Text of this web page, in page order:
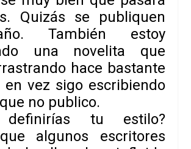
Quizás se publiquen
También estoy
una novelita que
hace bastante
en vez sigo escribiendo
no publico.
definirías tu estilo?
algunos escritores